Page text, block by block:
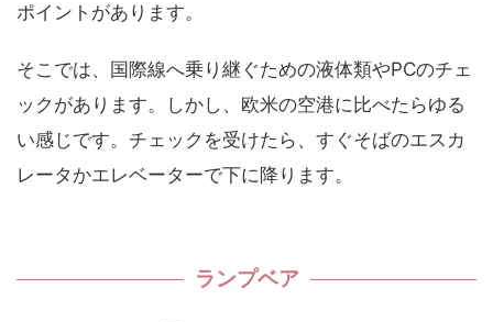
ポイントがあります。
そこでは、国際線へ乗り継ぐための液体類やPCのチェ
ックがあります。しかし、欧米の空港に比べたらゆる
い感じです。チェックを受けたら、すぐそばのエスカ
レータかエレベーターで下に降ります。
ランプベア